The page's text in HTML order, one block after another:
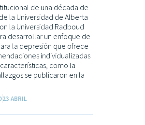
de una década de
la Universidad de Alberta
la Universidad Radboud
desarrollar un enfoque de
la depresión que ofrece
individualizadas
como la
se publicaron en la
23 ABRIL